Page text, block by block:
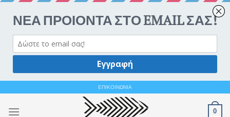
content
ΕΠΙΚΟΙΝΩΝΙΑ
0